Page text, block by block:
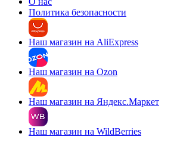
Политика безопасности
Наш магазин на AliExpress
Наш магазин на Ozon
Наш магазин на Яндекс.Маркет
Наш магазин на WildBerries